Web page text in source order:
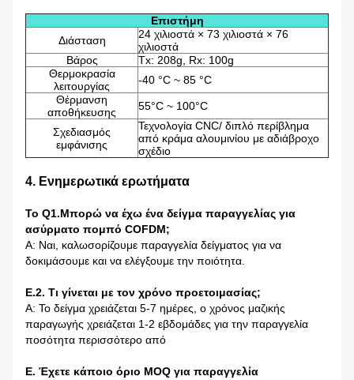
Επιστήμη
Διάσταση
24 χιλιοστά × 73 χιλιοστά × 76
χιλιοστά
Βάρος
Tx: 208g, Rx: 100g
Θερμοκρασία
λειτουργίας
-40 °C ~ 85 °C
Θέρμανση
αποθήκευσης
55°C ~ 100°C
Σχεδιασμός
εμφάνισης
Τεχνολογία CNC/ διπλό περίβλημα
από κράμα αλουμινίου με αδιάβροχο
σχέδιο
4. Ενημερωτικά ερωτήματα
Το Q1.Μπορώ να έχω ένα δείγμα παραγγελίας για
ασύρματο πομπό COFDM;
Α: Ναι, καλωσορίζουμε παραγγελία δείγματος για να
δοκιμάσουμε και να ελέγξουμε την ποιότητα.
Ε.2. Τι γίνεται με τον χρόνο προετοιμασίας;
Α: Το δείγμα χρειάζεται 5-7 ημέρες, ο χρόνος μαζικής
παραγωγής χρειάζεται 1-2 εβδομάδες για την παραγγελία
ποσότητα περισσότερο από
Ε. Έχετε κάποιο όριο MOQ για παραγγελία